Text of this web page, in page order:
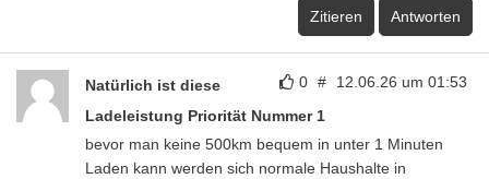
Zitieren Antworten
0 # 12.06.26 um 01:53
Natürlich ist diese
Ladeleistung Priorität Nummer 1
bevor man keine 500km bequem in unter 1 Minuten
Laden kann werden sich normale Haushalte in